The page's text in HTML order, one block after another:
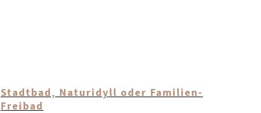
Stadtbad, Naturidyll oder Familien-
Freibad